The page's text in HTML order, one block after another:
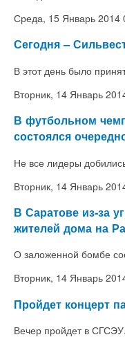
Среда, 15 Январь 2014
Сегодня –
В этот день было
Вторник, 14 Январь
В футбольном
состоялся
Не все лидеры
Вторник, 14 Январь
В Саратове из-за
жителей дома на
О заложенной бомбе
Вторник, 14 Январь
Пройдет концерт
Вечер пройдет в СГСЭУ.